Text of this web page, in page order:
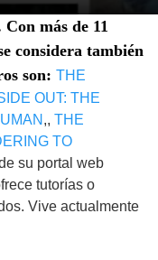
más de 11
considera también
son: THE
OUT: THE
,, THE
TO
su portal web
tutorías o
Vive actualmente